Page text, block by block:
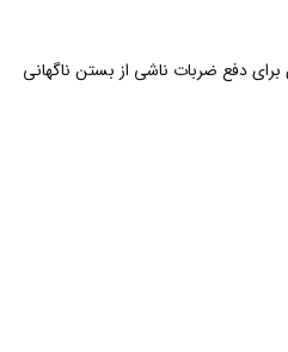
دفع ضربات ناشی از بستن ناگهانی